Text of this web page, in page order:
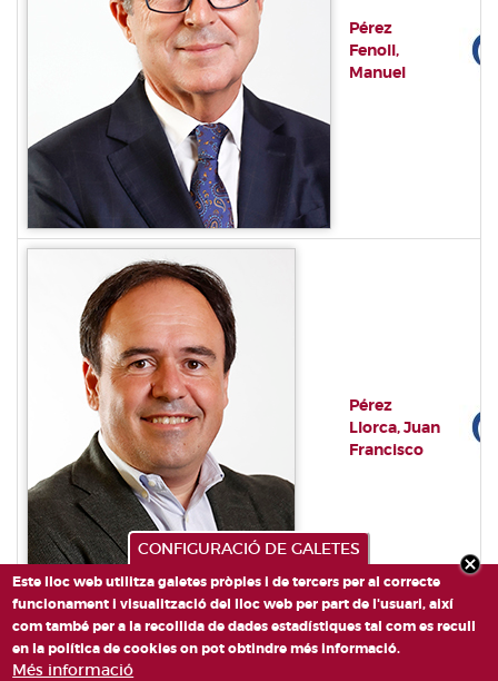
Pérez
Fenoll,
Manuel
Pérez
Llorca, Juan
Francisco
CONFIGURACIÓ DE GALETES
Este lloc web utilitza galetes pròpies i de tercers per al correcte
funcionament i visualització del lloc web per part de l'usuari, així
com també per a la recollida de dades estadístiques tal com es recull
en la política de cookies on pot obtindre més informació.
Més informació